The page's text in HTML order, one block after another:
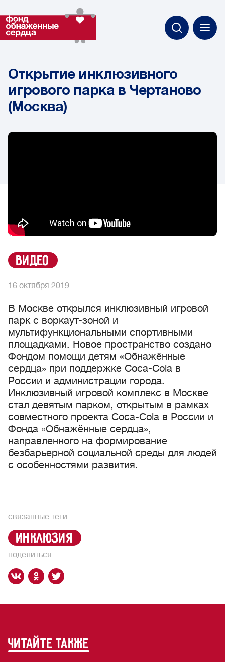
Открытие инклюзивного
игрового парка в Чертаново
(Москва)
видео
16 октября 2019
В Москве открылся инклюзивный игровой
парк с воркаут-зоной и
мультифункциональными спортивными
площадками. Новое пространство создано
Фондом помощи детям «Обнажённые
сердца» при поддержке Coca-Cola в
России и администрации города.
Инклюзивный игровой комплекс в Москве
стал девятым парком, открытым в рамках
совместного проекта Coca-Cola в России и
Фонда «Обнажённые сердца»,
направленного на формирование
безбарьерной социальной среды для людей
с особенностями развития.
поделиться:
связанные теги:
инклюзия
читайте также